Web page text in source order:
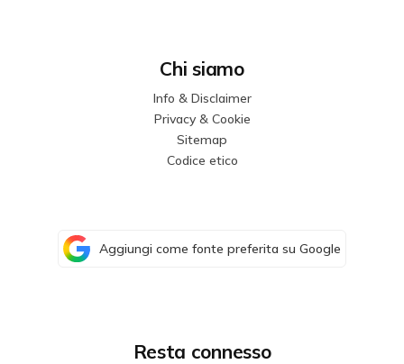
Chi siamo
Info & Disclaimer
Privacy & Cookie
Sitemap
Codice etico
Aggiungi come fonte preferita su Google
Resta connesso